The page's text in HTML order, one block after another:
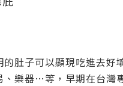
肚子可以顯現吃進去
樂器…等，早期在台灣